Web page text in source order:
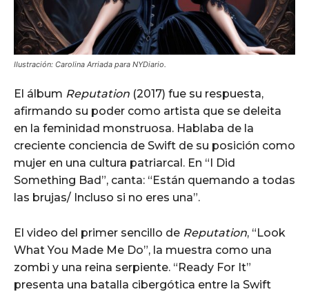
IIustración: Carolina Arriada para NYDiario.
El álbum Reputation (2017) fue su respuesta,
afirmando su poder como artista que se deleita
en la feminidad monstruosa. Hablaba de la
creciente conciencia de Swift de su posición como
mujer en una cultura patriarcal. En “I Did
Something Bad”, canta: “Están quemando a todas
las brujas/ Incluso si no eres una”.
El video del primer sencillo de Reputation, “Look
What You Made Me Do”, la muestra como una
zombi y una reina serpiente. “Ready For It”
presenta una batalla cibergótica entre la Swift